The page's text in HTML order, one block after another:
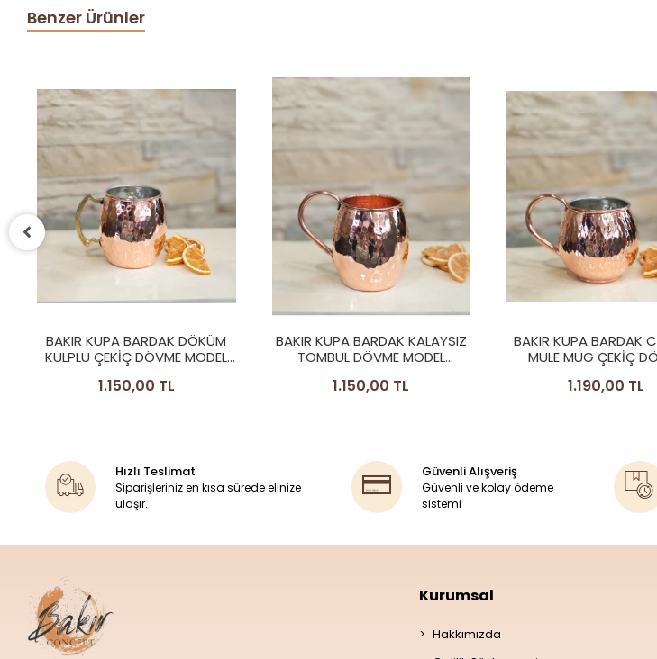
Benzer Ürünler
BAKIR KUPA BARDAK KALAYSIZ
TOMBUL DÖVME MODEL
1.150,00 TL
BAKIR KUPA BARDAK CHUBBY
MULE MUG ÇEKİÇ DÖVME
1.190,00 TL
BAKIR KUPA BARDAK
KULPLU ÇEKİÇ DÖVME
2.090,00 TL
Hızlı Teslimat
Siparişleriniz en kısa sürede elinize
ulaşır.
Güvenli Alışveriş
Güvenli ve kolay ödeme
sistemi
Kurumsal
Hakkımızda